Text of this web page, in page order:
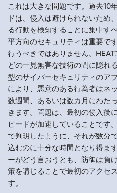
これは大きな問題です。過去10
ドは、侵入は避けられないため
る行動を検知することに集中す
平方向のセキュリティは重要で
行うべきではありません。
どの一見無害な技術の間に隠れ
型のサイバーセキュリティのア
により、悪意のある行為者はネ
数週間、あるいは数カ月にわた
きます。問題は、最初の侵入後
ピードが加速していることです
で判明したように、それが数分
込むのに十分な時間となり得ま
ーがどう言おうとも、防御は負
策を講じることで最初のアクセ
す。